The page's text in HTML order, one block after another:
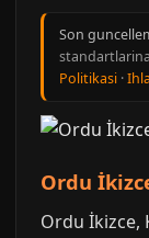
Son
Politikasi ·
Ordu
Ordu İkizce,